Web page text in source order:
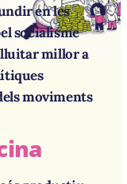
en les
socialisme
lluitar millor a
moviments